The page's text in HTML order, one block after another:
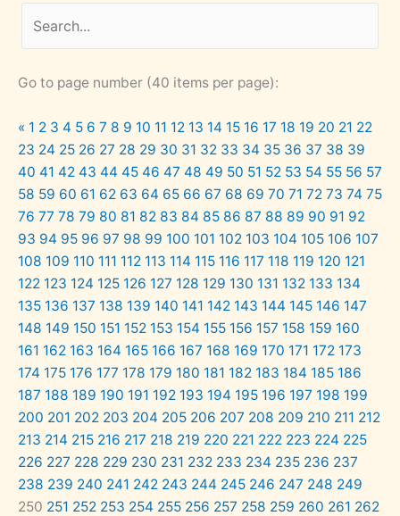
Go to page number (40 items per page):
« 1 2 3 4 5 6 7 8 9 10 11 12 13 14 15 16 17 18 19 20 21 22
23 24 25 26 27 28 29 30 31 32 33 34 35 36 37 38 39
40 41 42 43 44 45 46 47 48 49 50 51 52 53 54 55 56 57
58 59 60 61 62 63 64 65 66 67 68 69 70 71 72 73 74 75
76 77 78 79 80 81 82 83 84 85 86 87 88 89 90 91 92
93 94 95 96 97 98 99 100 101 102 103 104 105 106 107
108 109 110 111 112 113 114 115 116 117 118 119 120 121
122 123 124 125 126 127 128 129 130 131 132 133 134
135 136 137 138 139 140 141 142 143 144 145 146 147
148 149 150 151 152 153 154 155 156 157 158 159 160
161 162 163 164 165 166 167 168 169 170 171 172 173
174 175 176 177 178 179 180 181 182 183 184 185 186
187 188 189 190 191 192 193 194 195 196 197 198 199
200 201 202 203 204 205 206 207 208 209 210 211 212
213 214 215 216 217 218 219 220 221 222 223 224 225
226 227 228 229 230 231 232 233 234 235 236 237
238 239 240 241 242 243 244 245 246 247 248 249
250 251 252 253 254 255 256 257 258 259 260 261 262